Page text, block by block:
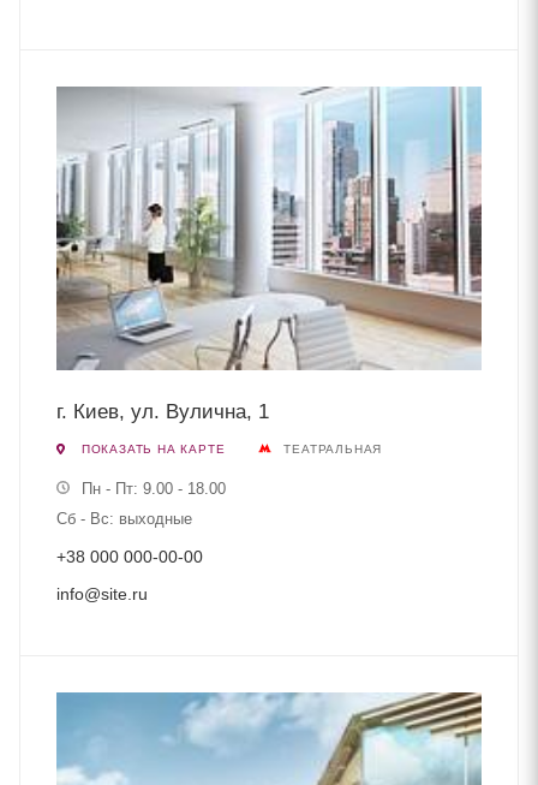
г. Киев, ул. Вулична, 1
ПОКАЗАТЬ НА КАРТЕ ТЕАТРАЛЬНАЯ
Пн - Пт: 9.00 - 18.00
Сб - Вс: выходные
+38 000 000-00-00
info@site.ru